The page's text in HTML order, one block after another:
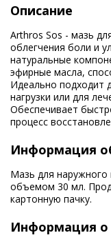
Описание
Arthros Sos - мазь
облегчения боли и
натуральные
эфирные масла,
Идеально подходит
нагрузки или для
Обеспечивает
процесс
Информация
Мазь для наружного
объемом 30 мл.
картонную пачку.
Информация о